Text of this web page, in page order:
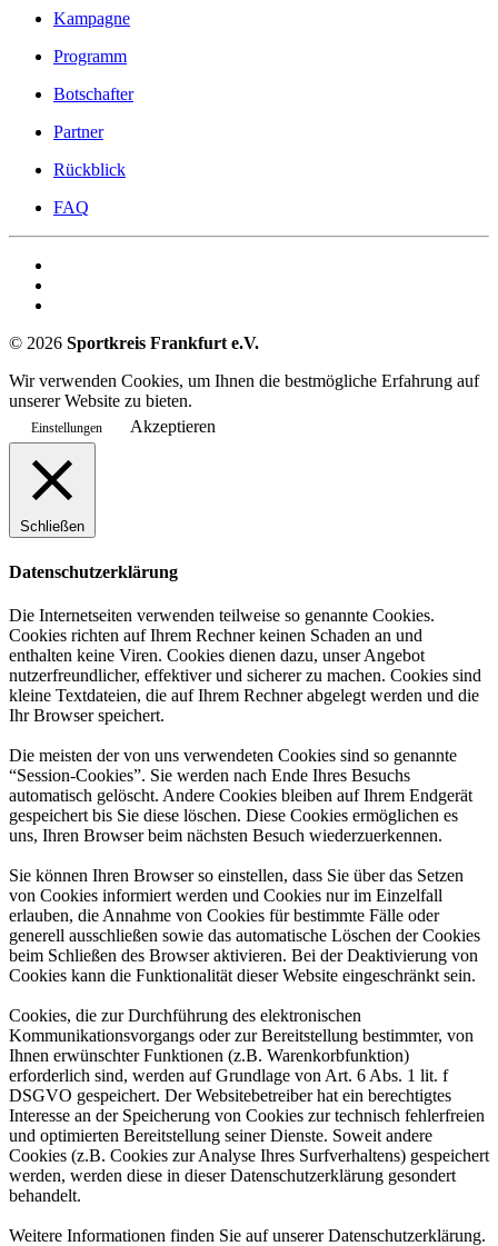
Kampagne
Programm
Botschafter
Partner
Rückblick
FAQ
© 2026 Sportkreis Frankfurt e.V.
Wir verwenden Cookies, um Ihnen die bestmögliche Erfahrung auf
unserer Website zu bieten.
Einstellungen Akzeptieren
Schließen
Datenschutzerklärung
Die Internetseiten verwenden teilweise so genannte Cookies.
Cookies richten auf Ihrem Rechner keinen Schaden an und
enthalten keine Viren. Cookies dienen dazu, unser Angebot
nutzerfreundlicher, effektiver und sicherer zu machen. Cookies sind
kleine Textdateien, die auf Ihrem Rechner abgelegt werden und die
Ihr Browser speichert.
Die meisten der von uns verwendeten Cookies sind so genannte
“Session-Cookies”. Sie werden nach Ende Ihres Besuchs
automatisch gelöscht. Andere Cookies bleiben auf Ihrem Endgerät
gespeichert bis Sie diese löschen. Diese Cookies ermöglichen es
uns, Ihren Browser beim nächsten Besuch wiederzuerkennen.
Sie können Ihren Browser so einstellen, dass Sie über das Setzen
von Cookies informiert werden und Cookies nur im Einzelfall
erlauben, die Annahme von Cookies für bestimmte Fälle oder
generell ausschließen sowie das automatische Löschen der Cookies
beim Schließen des Browser aktivieren. Bei der Deaktivierung von
Cookies kann die Funktionalität dieser Website eingeschränkt sein.
Cookies, die zur Durchführung des elektronischen
Kommunikationsvorgangs oder zur Bereitstellung bestimmter, von
Ihnen erwünschter Funktionen (z.B. Warenkorbfunktion)
erforderlich sind, werden auf Grundlage von Art. 6 Abs. 1 lit. f
DSGVO gespeichert. Der Websitebetreiber hat ein berechtigtes
Interesse an der Speicherung von Cookies zur technisch fehlerfreien
und optimierten Bereitstellung seiner Dienste. Soweit andere
Cookies (z.B. Cookies zur Analyse Ihres Surfverhaltens) gespeichert
werden, werden diese in dieser Datenschutzerklärung gesondert
behandelt.
Weitere Informationen finden Sie auf unserer Datenschutzerklärung.